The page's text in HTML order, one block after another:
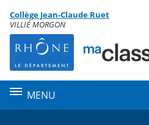
Menu de la rubrique
Contenu
Collège Jean-Claude Ruet
VILLIÉ MORGON
MENU